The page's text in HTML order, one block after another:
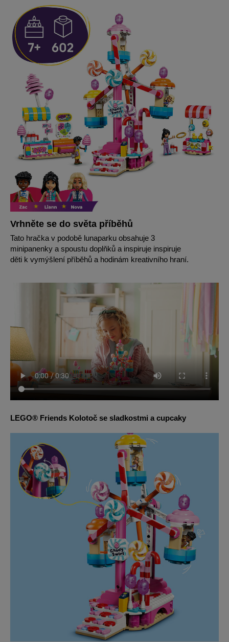
Vrhněte se do světa příběhů
Tato hračka v podobě lunaparku obsahuje 3
minipanenky a spoustu doplňků a inspiruje inspiruje
děti k vymýšlení příběhů a hodinám kreativního hraní.
LEGO® Friends Kolotoč se sladkostmi a cupcaky